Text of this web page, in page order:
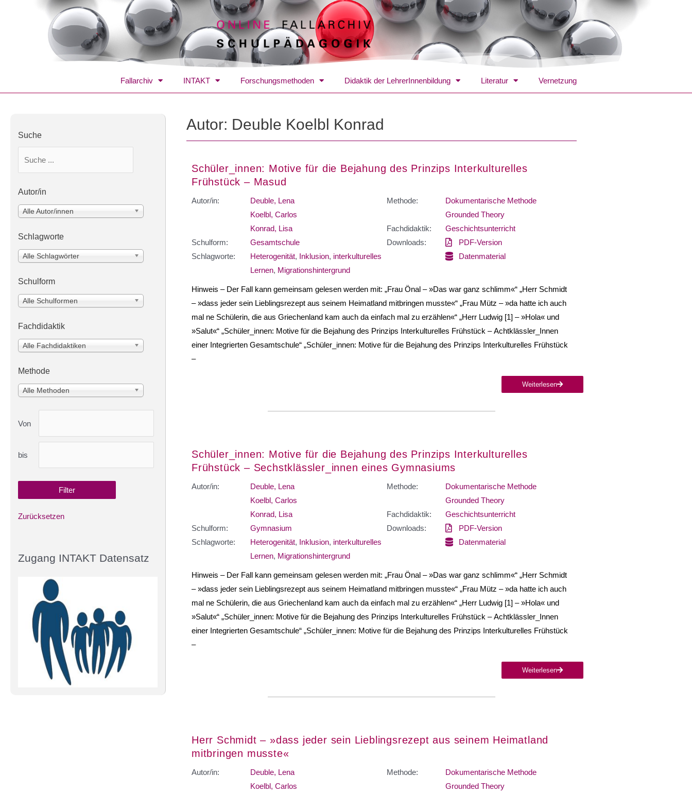
Fallarchiv INTAKT Forschungsmethoden Didaktik der LehrerInnenbildung Literatur Vernetzung
Suche
Autor/in
Alle Autor/innen
Schlagworte
Alle Schlagwörter
Schulform
Alle Schulformen
Fachdidaktik
Alle Fachdidaktiken
Methode
Alle Methoden
Von
bis
Zurücksetzen
Zugang INTAKT Datensatz
Autor: Deuble Koelbl Konrad
Schüler_innen: Motive für die Bejahung des Prinzips Interkulturelles
Frühstück – Masud
Autor/in:
Deuble, Lena
Koelbl, Carlos
Konrad, Lisa
Schulform:
Gesamtschule
Schlagworte:
Heterogenität, Inklusion, interkulturelles
Lernen, Migrationshintergrund
Methode:
Dokumentarische Methode
Grounded Theory
Fachdidaktik:
Geschichtsunterricht
Downloads:
PDF-Version
Datenmaterial
Hinweis – Der Fall kann gemeinsam gelesen werden mit: „Frau Önal – »Das war ganz schlimm«“ „Herr Schmidt
– »dass jeder sein Lieblingsrezept aus seinem Heimatland mitbringen musste«“ „Frau Mütz – »da hatte ich auch
mal ne Schülerin, die aus Griechenland kam auch da einfach mal zu erzählen«“ „Herr Ludwig [1] – »Hola« und
»Salut«“ „Schüler_innen: Motive für die Bejahung des Prinzips Interkulturelles Frühstück – Achtklässler_Innen
einer Integrierten Gesamtschule“ „Schüler_innen: Motive für die Bejahung des Prinzips Interkulturelles Frühstück
–
Weiterlesen
Schüler_innen: Motive für die Bejahung des Prinzips Interkulturelles
Frühstück – Sechstklässler_innen eines Gymnasiums
Autor/in:
Deuble, Lena
Koelbl, Carlos
Konrad, Lisa
Schulform:
Gymnasium
Schlagworte:
Heterogenität, Inklusion, interkulturelles
Lernen, Migrationshintergrund
Methode:
Dokumentarische Methode
Grounded Theory
Fachdidaktik:
Geschichtsunterricht
Downloads:
PDF-Version
Datenmaterial
Hinweis – Der Fall kann gemeinsam gelesen werden mit: „Frau Önal – »Das war ganz schlimm«“ „Herr Schmidt
– »dass jeder sein Lieblingsrezept aus seinem Heimatland mitbringen musste«“ „Frau Mütz – »da hatte ich auch
mal ne Schülerin, die aus Griechenland kam auch da einfach mal zu erzählen«“ „Herr Ludwig [1] – »Hola« und
»Salut«“ „Schüler_innen: Motive für die Bejahung des Prinzips Interkulturelles Frühstück – Achtklässler_Innen
einer Integrierten Gesamtschule“ „Schüler_innen: Motive für die Bejahung des Prinzips Interkulturelles Frühstück
–
Weiterlesen
Herr Schmidt – »dass jeder sein Lieblingsrezept aus seinem Heimatland
mitbringen musste«
Autor/in:
Deuble, Lena
Koelbl, Carlos
Methode:
Dokumentarische Methode
Grounded Theory